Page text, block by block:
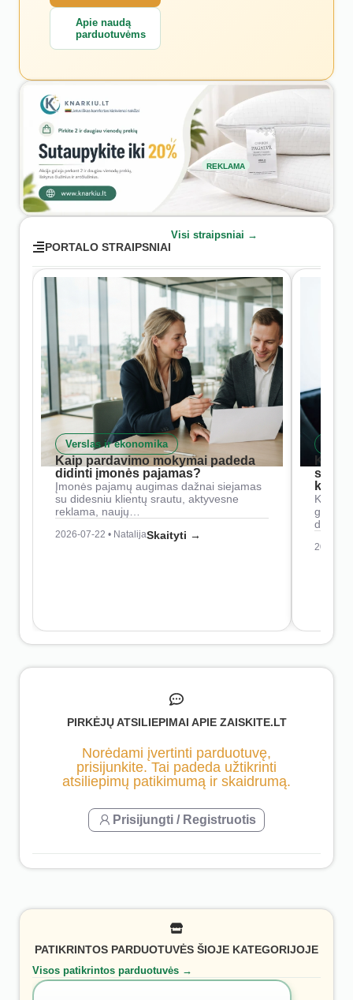
Apie naudą
parduotuvėms
REKLAMA
PORTALO STRAIPSNIAI
Visi straipsniai →
Verslas ir ekonomika
Kaip pardavimo mokymai padeda
didinti įmonės pajamas?
Įmonės pajamų augimas dažnai siejamas
su didesniu klientų srautu, aktyvesne
reklama, naujų…
2026-07-22 • NatalijaSkaityti →
Kaip
2026-
PIRKĖJŲ ATSILIEPIMAI APIE ZAISKITE.LT
Norėdami įvertinti parduotuvę,
prisijunkite. Tai padeda užtikrinti
atsiliepimų patikimumą ir skaidrumą.
Prisijungti / Registruotis
PATIKRINTOS PARDUOTUVĖS ŠIOJE KATEGORIJOJE
Visos patikrintos parduotuvės →